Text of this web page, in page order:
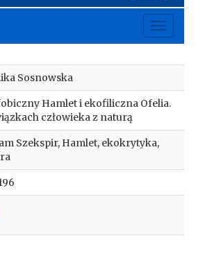
Toggle
Sosnowska
Hamlet i ekofiliczna Ofelia.
człowieka z naturą
Szekspir, Hamlet, ekokrytyka,